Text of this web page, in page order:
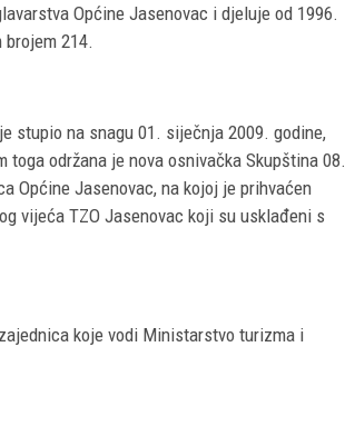
Općine Jasenovac i djeluje od 1996.
214.
stupio na snagu 01. siječnja 2009. godine,
održana je nova osnivačka Skupština 08.
Općine Jasenovac, na kojoj je prihvaćen
vijeća TZO Jasenovac koji su usklađeni s
koje vodi Ministarstvo turizma i